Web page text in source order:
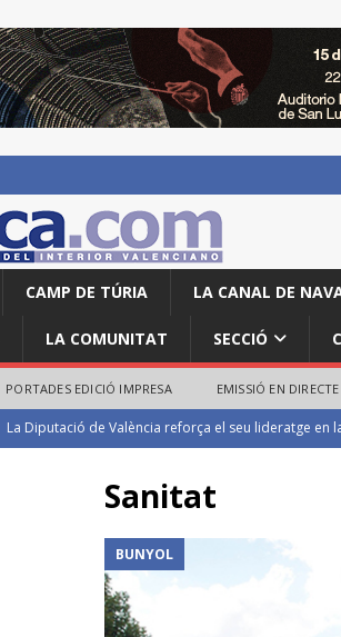
CAMP DE TÚRIA LA CANAL DE
LA COMUNITAT SECCIÓ
PORTADES EDICIÓ IMPRESA EMISSIÓ EN DIRECTE
Maite Villanova i Isaac Tarín s’imposen en la
Cortes de Pallás estrena aquest divendres un tren
Sagunt a Escena recupera ‘La ópera de los tres
Sanitat
BUNYOL